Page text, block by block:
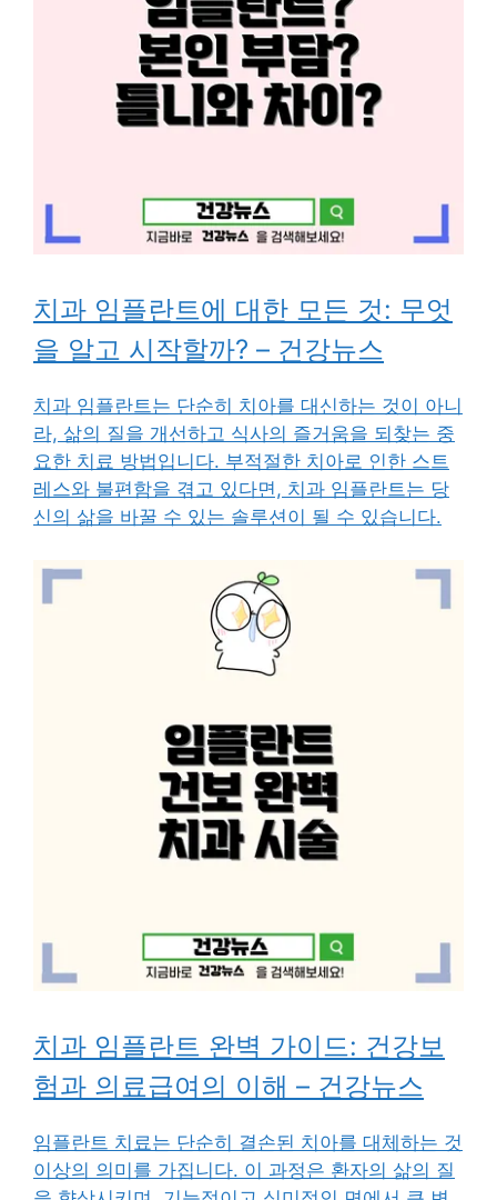
치과 임플란트에 대한 모든 것: 무엇
을 알고 시작할까? – 건강뉴스
치과 임플란트는 단순히 치아를 대신하는 것이 아니
라, 삶의 질을 개선하고 식사의 즐거움을 되찾는 중
요한 치료 방법입니다. 부적절한 치아로 인한 스트
레스와 불편함을 겪고 있다면, 치과 임플란트는 당
신의 삶을 바꿀 수 있는 솔루션이 될 수 있습니다.
치과 임플란트 완벽 가이드: 건강보
험과 의료급여의 이해 – 건강뉴스
임플란트 치료는 단순히 결손된 치아를 대체하는 것
이상의 의미를 가집니다. 이 과정은 환자의 삶의 질